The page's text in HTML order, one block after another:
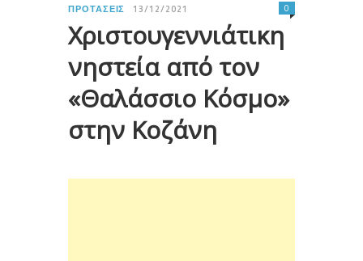
ΠΡΟΤΆΣΕΙΣ 13/12/2021
Χριστουγεννιάτικη
νηστεία από τον
«Θαλάσσιο Κόσμο»
στην Κοζάνη
0